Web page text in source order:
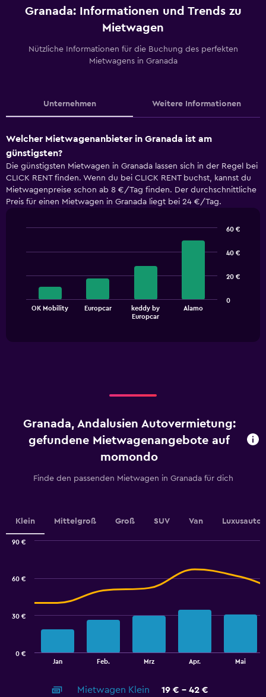
Granada: Informationen und Trends zu
Mietwagen
Nützliche Informationen für die Buchung des perfekten
Mietwagens in Granada
Unternehmen Weitere Informationen
Welcher Mietwagenanbieter in Granada ist am
günstigsten?
Die günstigsten Mietwagen in Granada lassen sich in der Regel bei
CLICK RENT finden. Wenn du bei CLICK RENT buchst, kannst du
Mietwagenpreise schon ab 8 €/Tag finden. Der durchschnittliche
Preis für einen Mietwagen in Granada liegt bei 24 €/Tag.
bars.
The
chart
The
chart
has
axis
Range:
0
to
OK Mobility Europcar
keddy by
Europcar
Alamo
0
20 €
40 €
60 €
Granada, Andalusien Autovermietung:
gefundene Mietwagenangebote auf
momondo
Finde den passenden Mietwagen in Granada für dich
Klein Mittelgroß Groß SUV Van Luxusauto
Jan Feb. Mrz Apr. Mai
0 €
30 €
60 €
90 €
End
Mietwagen Klein
19 € - 42 €